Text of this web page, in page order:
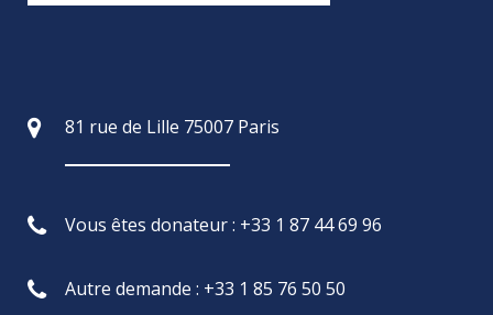
81 rue de Lille 75007 Paris
Vous êtes donateur : +33 1 87 44 69 96
Autre demande : +33 1 85 76 50 50